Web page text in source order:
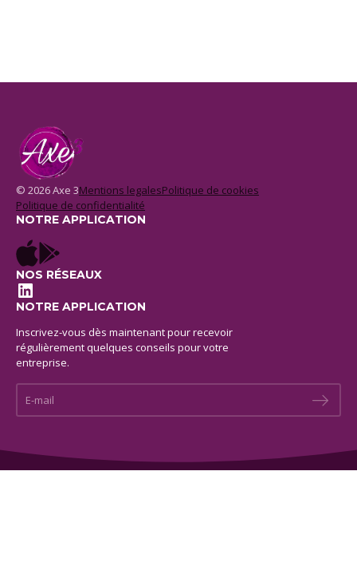
© 2026 Axe 3Mentions legalesPolitique de cookies
Politique de confidentialité
NOTRE APPLICATION
NOS RÉSEAUX
LinkedIn
NOTRE APPLICATION
Inscrivez-vous dès maintenant pour recevoir
régulièrement quelques conseils pour votre
entreprise.